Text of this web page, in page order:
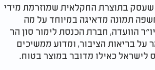
שעסק בתוצרת החקלאית שמוזרמת מידי
תמונה מדאיגה במיוחד על מה
הוועדה, חברת הכנסת לימור סון הר
בריאות הציבור, ומדוע ממשיכים
לישראל כאילו מדובר במוצר בטוח.​